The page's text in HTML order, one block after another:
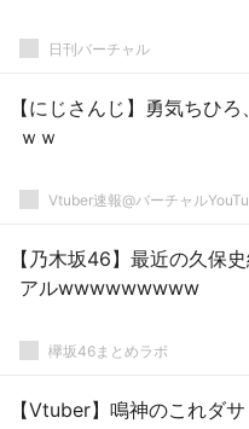
日刊バーチャル
【にじさんじ】勇気ちひ
ｗｗ
Vtuber速報@バーチャル
【乃木坂46】最近の久保
アルwwwwwwwww
欅坂46まとめラボ
【Vtuber】鳴神のこれダサ